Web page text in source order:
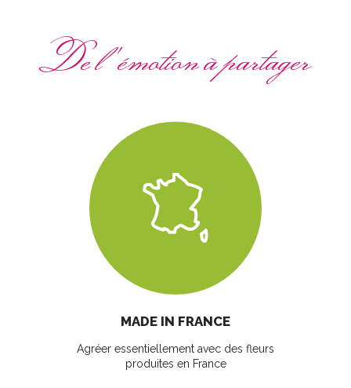
De l'émotion à partager
MADE IN FRANCE
Agréer essentiellement avec des fleurs
produites en France